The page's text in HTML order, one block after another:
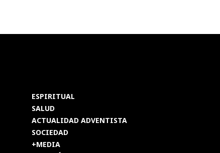
ESPIRITUAL
SALUD
ACTUALIDAD ADVENTISTA
SOCIEDAD
+MEDIA